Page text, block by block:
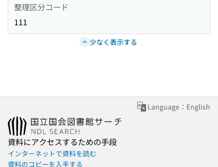
整理区分コード
111
少なく表示する
Language：English
資料にアクセスするための手段
インターネットで資料を読む
資料のコピーを入手する